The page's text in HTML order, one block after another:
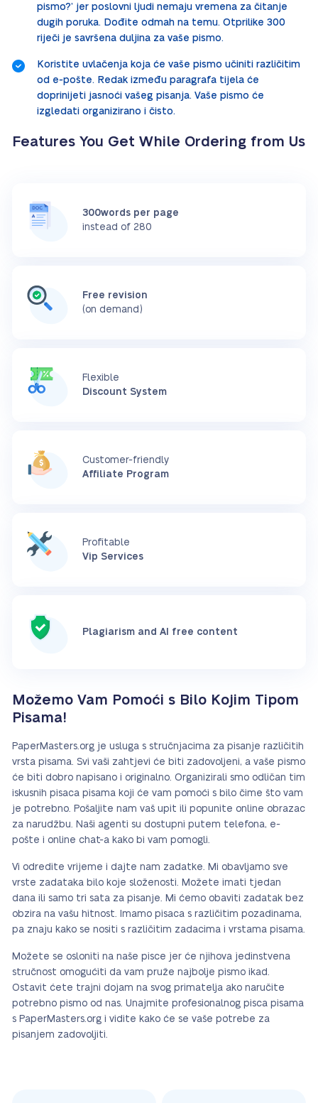
pismo?’ jer poslovni ljudi nemaju vremena za čitanje
dugih poruka. Dođite odmah na temu. Otprilike 300
riječi je savršena duljina za vaše pismo.
Koristite uvlačenja koja će vaše pismo učiniti različitim
od e-pošte. Redak između paragrafa tijela će
doprinijeti jasnoći vašeg pisanja. Vaše pismo će
izgledati organizirano i čisto.
Features You Get While Ordering from Us
300words per page
instead of 280
Free revision
(on demand)
Flexible
Discount System
Customer-friendly
Affiliate Program
Profitable
Vip Services
Plagiarism and AI free content
Možemo Vam Pomoći s Bilo Kojim Tipom
Pisama!
PaperMasters.org je usluga s stručnjacima za pisanje različitih
vrsta pisama. Svi vaši zahtjevi će biti zadovoljeni, a vaše pismo
će biti dobro napisano i originalno. Organizirali smo odličan tim
iskusnih pisaca pisama koji će vam pomoći s bilo čime što vam
je potrebno. Pošaljite nam vaš upit ili popunite online obrazac
za narudžbu. Naši agenti su dostupni putem telefona, e-
pošte i online chat-a kako bi vam pomogli.
Vi odredite vrijeme i dajte nam zadatke. Mi obavljamo sve
vrste zadataka bilo koje složenosti. Možete imati tjedan
dana ili samo tri sata za pisanje. Mi ćemo obaviti zadatak bez
obzira na vašu hitnost. Imamo pisaca s različitim pozadinama,
pa znaju kako se nositi s različitim zadacima i vrstama pisama.
Možete se osloniti na naše pisce jer će njihova jedinstvena
stručnost omogućiti da vam pruže najbolje pismo ikad.
Ostavit ćete trajni dojam na svog primatelja ako naručite
potrebno pismo od nas. Unajmite profesionalnog pisca pisama
s PaperMasters.org i vidite kako će se vaše potrebe za
pisanjem zadovoljiti.